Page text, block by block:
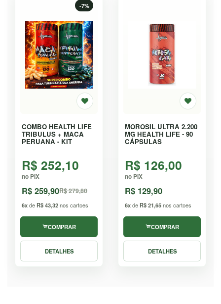
-7%
COMBO HEALTH LIFE
TRIBULUS + MACA
PERUANA - KIT
R$ 252,10
no PIX
R$ 259,90R$ 279,80
6xde R$ 43,32nos cartoes
COMPRAR
DETALHES
MOROSIL ULTRA 2.200
MG HEALTH LIFE - 90
CÁPSULAS
R$ 126,00
no PIX
R$ 129,90
6xde R$ 21,65nos cartoes
COMPRAR
DETALHES